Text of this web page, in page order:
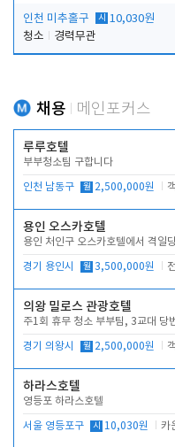
인천 미추홀구 시 10,030원
청소
경력무관
채용 메인포커스
루루호텔
부부청소팀 구합니다
인천 남동구 월 2,500,000원
용인 오스카호텔
용인 처인구 오스카호텔에서 격일
경기 용인시 월 3,500,000원
의왕 밀로스 관광호텔
주1회 휴무 청소 부부팀, 3교대 당
경기 의왕시 월 2,500,000원
하라스호텔
영등포 하라스호텔
서울 영등포구 시 10,030원